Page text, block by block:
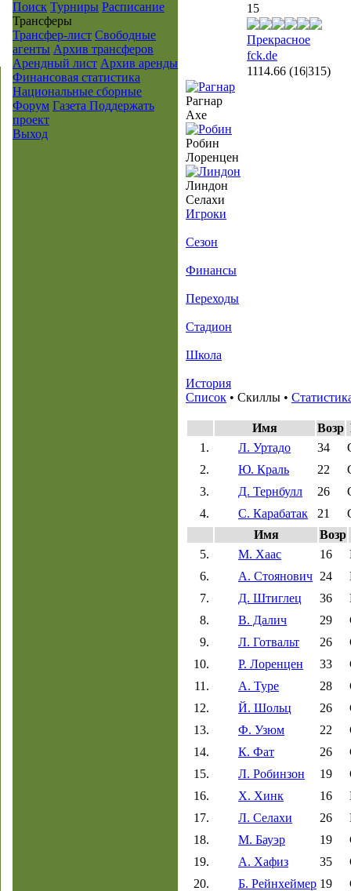
Поиск Турниры Расписание
Транcферы
Трансфер-лист Свободные
агенты Архив трансферов
Арендный лист Архив аренды
Финансовая статистика
Национальные сборные
Форум Газета Поддержать
проект
Выход
15
Прекрасное
fck.de
1114.66 (16|315)
Рагнар
Ахе
Робин
Лоренцен
Линдон
Селахи
Игроки
Сезон
Финансы
Переходы
Стадион
Школа
История
Список • Скиллы •
Имя Возр
1.
Л. Уртадо 34
2.
Ю. Краль 22
3.
Д. Тернбулл 26
4.
С. Карабатак 21
Имя
Возр
5.
М. Хаас 16
6.
А. Стоянович 24
7.
Д. Штиглец 36
8.
В. Далич 29
9.
Л. Готвальт 26
10.
Р. Лоренцен 33
11.
А. Туре 28
12.
Й. Шольц 26
13.
Ф. Узюм 22
14.
К. Фат 26
15.
Л. Робинзон 19
16.
Х. Хинк 16
17.
Л. Селахи 26
18.
М. Бауэр 19
19.
А. Хафиз 35
20.
Б. Рейнхеймер 19